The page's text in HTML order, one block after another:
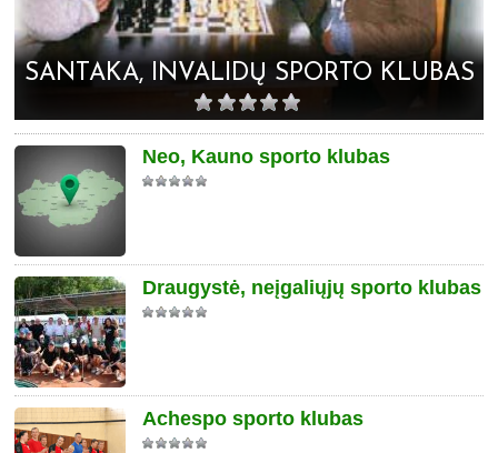
SANTAKA, INVALIDŲ SPORTO KLUBAS
Neo, Kauno sporto klubas
Draugystė, neįgaliųjų sporto klubas
Achespo sporto klubas